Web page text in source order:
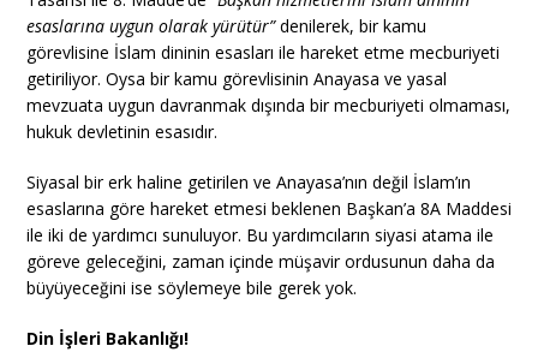
esaslarına uygun olarak yürütür”denilerek, bir kamu
görevlisine İslam dininin esasları ile hareket etme mecburiyeti
getiriliyor. Oysa bir kamu görevlisinin Anayasa ve yasal
mevzuata uygun davranmak dışında bir mecburiyeti olmaması,
hukuk devletinin esasıdır.
Siyasal bir erk haline getirilen ve Anayasa’nın değil İslam’ın
esaslarına göre hareket etmesi beklenen Başkan’a 8A Maddesi
ile iki de yardımcı sunuluyor. Bu yardımcıların siyasi atama ile
göreve geleceğini, zaman içinde müşavir ordusunun daha da
büyüyeceğini ise söylemeye bile gerek yok.
Din İşleri Bakanlığı!